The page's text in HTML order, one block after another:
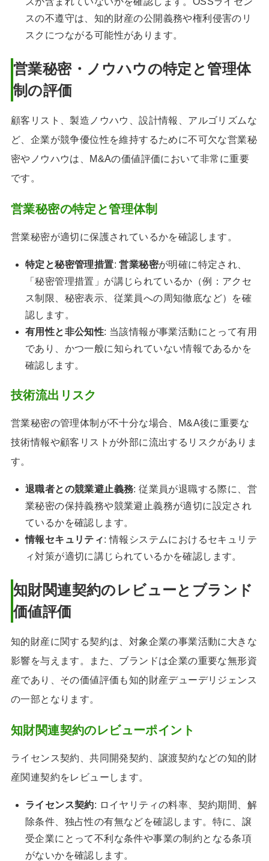
スの不遵守は、知的財産の公開義務や権利侵害のリ
スクにつながる可能性があります。
営業秘密・ノウハウの特定と管理体
制の評価
顧客リスト、製造ノウハウ、設計情報、アルゴリズムな
ど、企業が競争優位性を維持するために不可欠な営業秘
密やノウハウは、M&Aの価値評価において非常に重要
です。
営業秘密の特定と管理体制
営業秘密が適切に保護されているかを確認します。
特定と秘密管理措置:営業秘密が明確に特定され、
「秘密管理措置」が講じられているか（例：アクセ
ス制限、秘密表示、従業員への周知徹底など）を確
認します。
有用性と非公知性: 当該情報が事業活動にとって有用
であり、かつ一般に知られていない情報であるかを
確認します。
技術流出リスク
営業秘密の管理体制が不十分な場合、M&A後に重要な
技術情報や顧客リストが外部に流出するリスクがありま
す。
退職者との競業避止義務: 従業員が退職する際に、営
業秘密の保持義務や競業避止義務が適切に設定され
ているかを確認します。
情報セキュリティ: 情報システムにおけるセキュリテ
ィ対策が適切に講じられているかを確認します。
知財関連契約のレビューとブランド
価値評価
知的財産に関する契約は、対象企業の事業活動に大きな
影響を与えます。また、ブランドは企業の重要な無形資
産であり、その価値評価も知的財産デューデリジェンス
の一部となります。
知財関連契約のレビューポイント
ライセンス契約、共同開発契約、譲渡契約などの知的財
産関連契約をレビューします。
ライセンス契約: ロイヤリティの料率、契約期間、解
除条件、独占性の有無などを確認します。特に、譲
受企業にとって不利な条件や事業の制約となる条項
がないかを確認します。